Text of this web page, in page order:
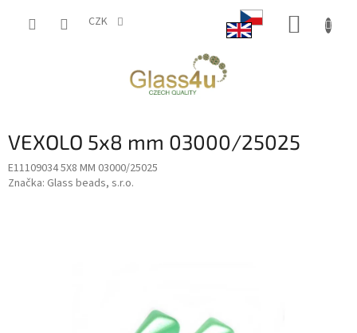
CZK
VEXOLO 5x8 mm 03000/25025
E11109034 5X8 MM 03000/25025
Značka: Glass beads, s.r.o.